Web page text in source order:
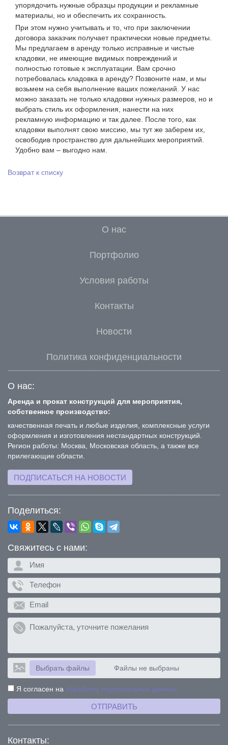
упорядочить нужные образцы продукции и рекламные
материалы, но и обеспечить их сохранность.
При этом нужно учитывать и то, что при заключении
договора заказчик получает практически новые предметы.
Мы предлагаем в аренду только исправные и чистые
кладовки, не имеющие видимых повреждений и
полностью готовые к эксплуатации. Вам срочно
потребовалась кладовка в аренду? Позвоните нам, и мы
возьмем на себя выполнение ваших пожеланий. У нас
можно заказать не только кладовки нужных размеров, но и
выбрать стиль их оформления, нанести на них
рекламную информацию и так далее. После того, как
кладовки выполнят свою миссию, мы тут же заберем их,
освободив пространство для дальнейших мероприятий.
Удобно вам – выгодно нам.
Возврат к списку
О нас
Портфолио
Условия работы
Контакты
Новости
Политика конфиденциальности
О нас:
Аренда и прокат конструкций для мероприятия,
собственное производство:
качественная печать и любые изделия, комплексные услуги
оформления и изготовления нестандартных конструкций.
Регион работы: Москва, Московская область, а также все
прилегающие области.
ПОДПИСАТЬСЯ НА НОВОСТИ
Поделиться:
Свяжитесь с нами:
Выбрать файлы Файлы не выбраны
Я согласен на обработку персональных данных
ОТПРАВИТЬ
Контакты: